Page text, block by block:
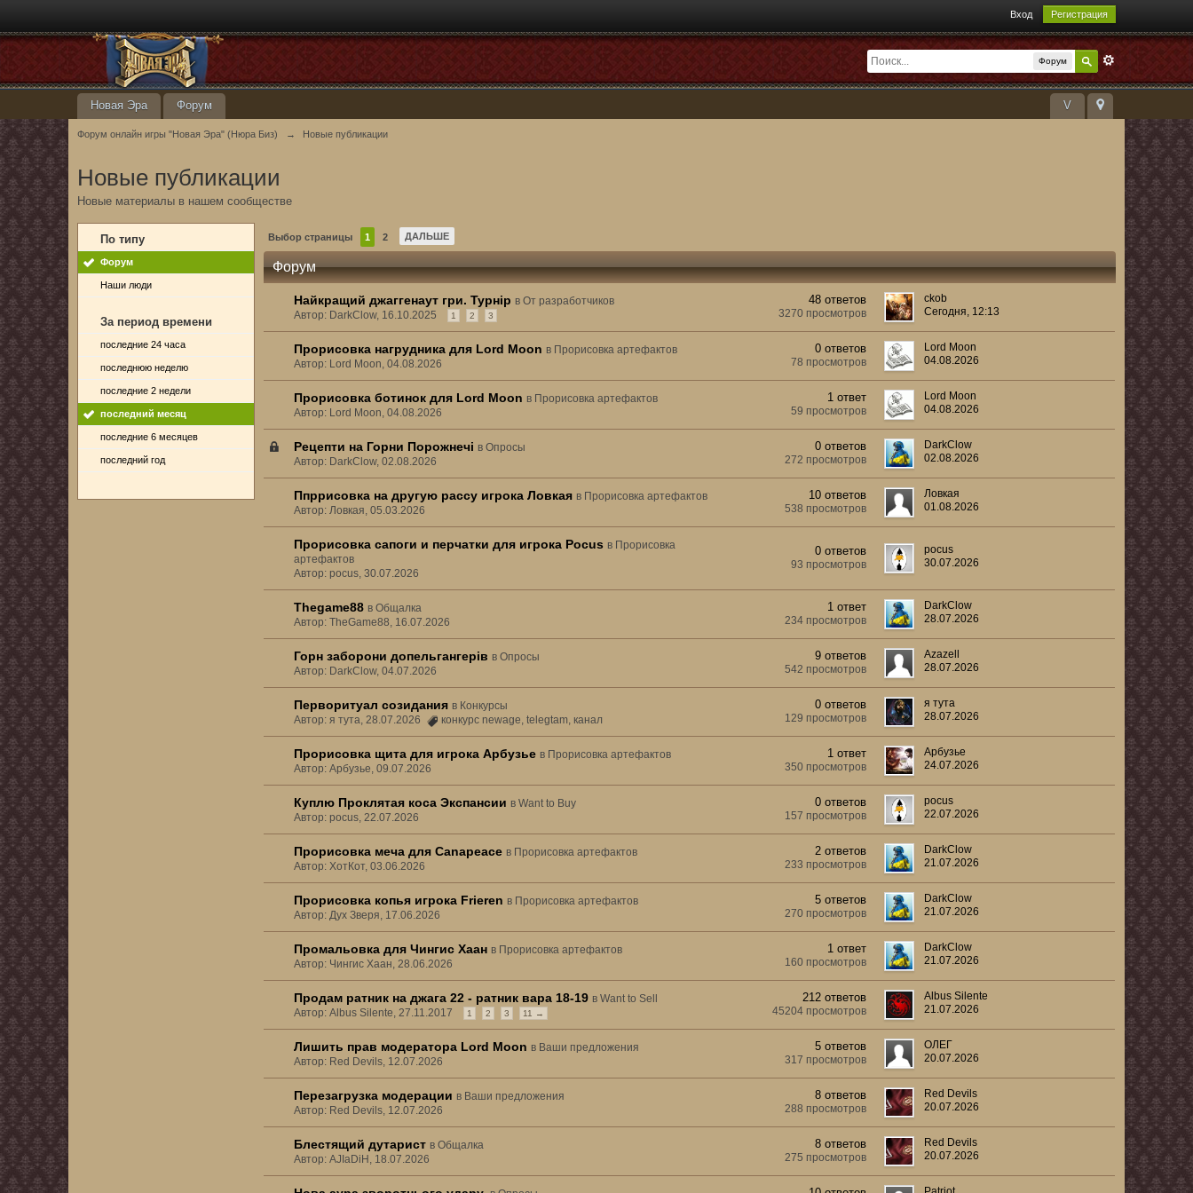
Вход Регистрация
Форум
V
Новая Эра Форум
Форум онлайн игры "Новая Эра" (Нюра Биз) → Новые публикации
Новые публикации
Новые материалы в нашем сообществе
По типу
Форум
Наши люди
За период времени
последние 24 часа
последнюю неделю
последние 2 недели
последний месяц
последние 6 месяцев
последний год
Выбор страницы 1 2 ДАЛЬШЕ
Форум
Найкращий джаггенаут гри. Турнір вОт разработчиков
Автор: DarkClow, 16.10.2025
1 2 3
48 ответов
3270 просмотров
ckob
Сегодня, 12:13
Прорисовка нагрудника для Lord Moon в Прорисовка артефактов
Автор: Lord Moon, 04.08.2026
0 ответов
78 просмотров
Lord Moon
04.08.2026
Прорисовка ботинок для Lord Moon в Прорисовка артефактов
Автор: Lord Moon, 04.08.2026
1 ответ
59 просмотров
Lord Moon
04.08.2026
Рецепти на Горни Порожнечі вОпросы
Автор: DarkClow, 02.08.2026
0 ответов
272 просмотров
DarkClow
02.08.2026
Ппррисовка на другую рассу игрока Ловкая в Прорисовка артефактов
Автор: Ловкая, 05.03.2026
10 ответов
538 просмотров
Ловкая
01.08.2026
Прорисовка сапоги и перчатки для игрока Pocus в Прорисовка
артефактов
Автор: pocus, 30.07.2026
0 ответов
93 просмотров
pocus
30.07.2026
Thegame88 вОбщалка
Автор: TheGame88, 16.07.2026
1 ответ
234 просмотров
DarkClow
28.07.2026
Горн заборони допельгангерів вОпросы
Автор: DarkClow, 04.07.2026
9 ответов
542 просмотров
Azazell
28.07.2026
Перворитуал созидания в Конкурсы
Автор: я тута, 28.07.2026
конкурс newage,telegtam, канал
0 ответов
129 просмотров
я тута
28.07.2026
Прорисовка щита для игрока Арбузье в Прорисовка артефактов
Автор: Арбузье, 09.07.2026
1 ответ
350 просмотров
Арбузье
24.07.2026
Куплю Проклятая коса Экспансии вWant to Buy
Автор: pocus, 22.07.2026
0 ответов
157 просмотров
pocus
22.07.2026
Прорисовка меча для Canapeace в Прорисовка артефактов
Автор: ХотКот, 03.06.2026
2 ответов
233 просмотров
DarkClow
21.07.2026
Прорисовка копья игрока Frieren в Прорисовка артефактов
Автор: Дух Зверя, 17.06.2026
5 ответов
270 просмотров
DarkClow
21.07.2026
Промальовка для Чингис Хаан в Прорисовка артефактов
Автор: Чингис Хаан, 28.06.2026
1 ответ
160 просмотров
DarkClow
21.07.2026
Продам ратник на джага 22 - ратник вара 18-19 вWant to Sell
Автор: Albus Silente, 27.11.2017
1 2 3 11 →
212 ответов
45204 просмотров
Albus Silente
21.07.2026
Лишить прав модератора Lord Moon в Ваши предложения
Автор: Red Devils, 12.07.2026
5 ответов
317 просмотров
ОЛЕГ
20.07.2026
Перезагрузка модерации в Ваши предложения
Автор: Red Devils, 12.07.2026
8 ответов
288 просмотров
Red Devils
20.07.2026
Блестящий дутарист вОбщалка
Автор: AJIaDiH, 18.07.2026
8 ответов
275 просмотров
Red Devils
20.07.2026